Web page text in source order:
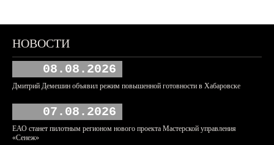
НОВОСТИ
08.08.2026
Дмитрий Демешин объявил режим повышенной готовности в Хабаровске
07.08.2026
ЕАО станет пилотным регионом нового проекта Мастерской управления
«Сенеж»